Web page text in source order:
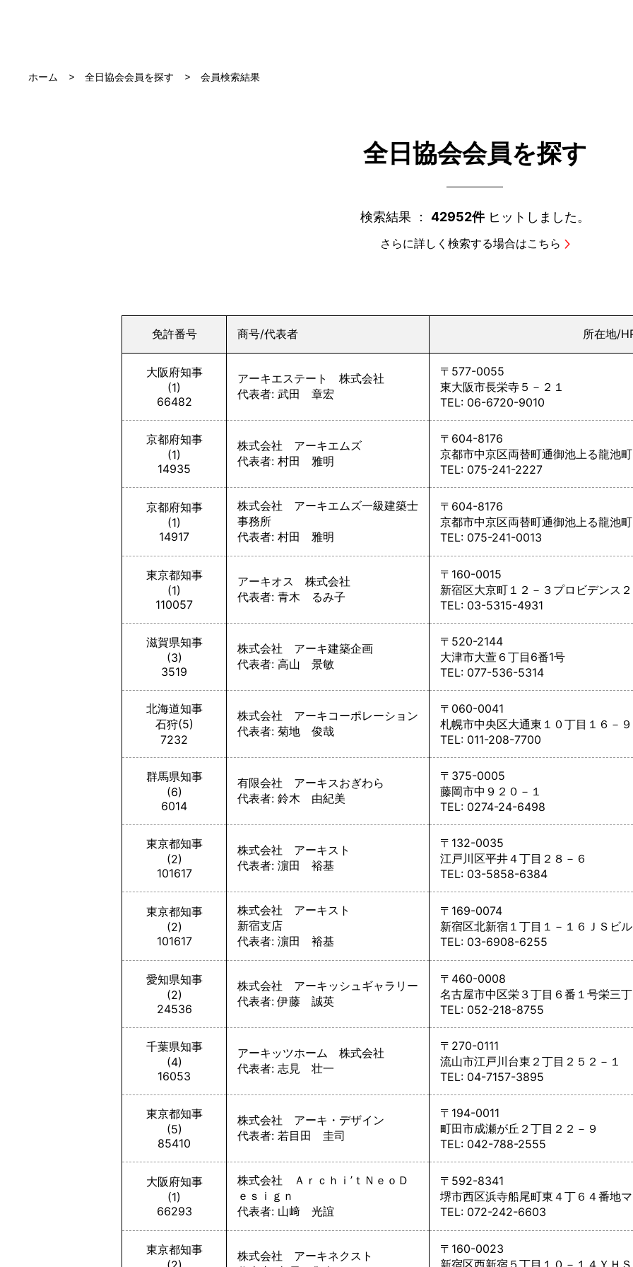
ホーム 全日協会会員を探す 会員検索結果
全日協会会員を探す
検索結果 ： 42952件ヒットしました。
さらに詳しく検索する場合はこちら
免許番号 商号/代表者 所在地/
大阪府知事
(1)
66482
アーキエステート 株式会社
代表者: 武田 章宏
〒577-0055
東大阪市長栄寺５－２１
TEL: 06-6720-9010
京都府知事
(1)
14935
株式会社 アーキエムズ
代表者: 村田 雅明
〒604-8176
京都市中京区両替町通御池上る龍池
TEL: 075-241-2227
京都府知事
(1)
14917
株式会社 アーキエムズ一級建築士
事務所
代表者: 村田 雅明
〒604-8176
京都市中京区両替町通御池上る龍池
TEL: 075-241-0013
東京都知事
(1)
110057
アーキオス 株式会社
代表者: 青木 るみ子
〒160-0015
新宿区大京町１２－３プロビデンス
TEL: 03-5315-4931
滋賀県知事
(3)
3519
株式会社 アーキ建築企画
代表者: 高山 景敏
〒520-2144
大津市大萱６丁目6番1号
TEL: 077-536-5314
北海道知事
石狩(5)
7232
株式会社 アーキコーポレーション
代表者: 菊地 俊哉
〒060-0041
札幌市中央区大通東１０丁目１６－９
TEL: 011-208-7700
群馬県知事
(6)
6014
有限会社 アーキスおぎわら
代表者: 鈴木 由紀美
〒375-0005
藤岡市中９２０－１
TEL: 0274-24-6498
東京都知事
(2)
101617
株式会社 アーキスト
代表者: 濵田 裕基
〒132-0035
江戸川区平井４丁目２８－６
TEL: 03-5858-6384
東京都知事
(2)
101617
株式会社 アーキスト
新宿支店
代表者: 濵田 裕基
〒169-0074
新宿区北新宿１丁目１－１６ＪＳビ
TEL: 03-6908-6255
愛知県知事
(2)
24536
株式会社 アーキッシュギャラリー
代表者: 伊藤 誠英
〒460-0008
名古屋市中区栄３丁目６番１号栄三
TEL: 052-218-8755
千葉県知事
(4)
16053
アーキッツホーム 株式会社
代表者: 志見 壮一
〒270-0111
流山市江戸川台東２丁目２５２－１
TEL: 04-7157-3895
東京都知事
(5)
85410
株式会社 アーキ・デザイン
代表者: 若目田 圭司
〒194-0011
町田市成瀬が丘２丁目２２－９
TEL: 042-788-2555
大阪府知事
(1)
66293
株式会社 Ａｒｃｈｉ’ｔＮｅｏＤ
ｅｓｉｇｎ
代表者: 山﨑 光誼
〒592-8341
堺市西区浜寺船尾町東４丁６４番地
TEL: 072-242-6603
東京都知事
株式会社 アーキネクスト
〒160-0023
新宿区西新宿５丁目１０－１４ＹＨ